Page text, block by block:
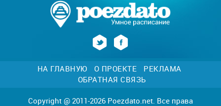
НА ГЛАВНУЮ О ПРОЕКТЕ
РЕКЛАМА
ОБРАТНАЯ СВЯЗЬ
Copyright @ 2011-2026 Poezdato.net. Все права